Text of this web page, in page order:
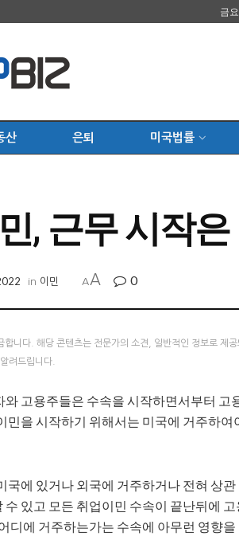
금
산 은퇴 미국법률
, 근무 시작
in 이민 AA 0
니다. 해당 콘텐츠는 전문가의 소견, 일반적인 정보로 제
려드립니다.
고용주들은 수속을 시작하면서부터 고
민을 시작하기 위해서는 미국에 거주하여
국에 있거나 외국에 거주하거나 전혀 상
있고 모든 취업이민 수속이 끝난뒤에
디에 거주하는가는 수속에 아무런 영향